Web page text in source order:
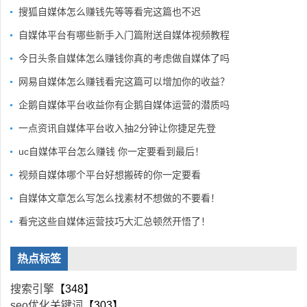
搜狐自媒体怎么赚钱先等等看完这篇也不迟
自媒体平台有哪些新手入门篇附送自媒体视频教程
今日头条自媒体怎么赚钱你真的考虑做自媒体了吗
网易自媒体怎么赚钱看完这篇可以增加你的收益？
企鹅自媒体平台收益你有企鹅自媒体运营的潜质吗
一点资讯自媒体平台收入抽2分钟让你捷足先登
uc自媒体平台怎么赚钱 你一定要看到最后！
视频自媒体哪个平台好想搬砖的你一定要看
自媒体文章怎么写怎么找素材不想做的不要看！
看完这些自媒体运营技巧大汇总顿然开悟了！
热点标签
搜索引擎 【348】